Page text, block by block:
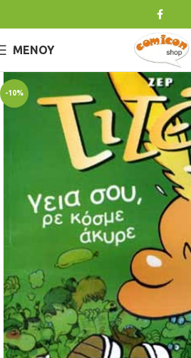
ΜΕΝΟΎ
-10%